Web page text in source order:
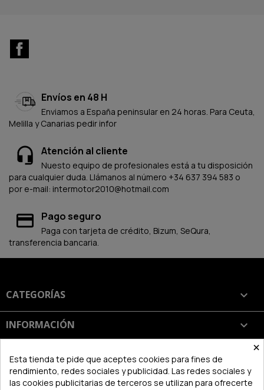
Envíos en 48 H
Enviamos a España peninsular en 24 horas. Para Ceuta,
Melilla y Canarias pedir infor
Atención al cliente
Nuesto equipo de profesionales está a tu disposición
para cualquier duda. Llámanos al número +34 637 394 583 o
por e-mail: intermotor2010@hotmail.com
Pago seguro
Paga con tarjeta de crédito, Bizum, SeQura,
transferencia bancaria.
CATEGORÍAS 
INFORMACIÓN 
SU CUENTA
INFORMACIÓN DE LA TIENDA keyboard_arrow_down
×
Esta tienda te pide que aceptes cookies para fines de
rendimiento, redes sociales y publicidad. Las redes sociales y
las cookies publicitarias de terceros se utilizan para ofrecerte